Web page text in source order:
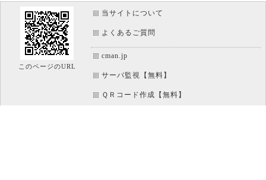
このページのURL
当サイトについて
よくあるご質問
cman.jp
サーバ監視【無料】
ＱＲコード作成【無料】